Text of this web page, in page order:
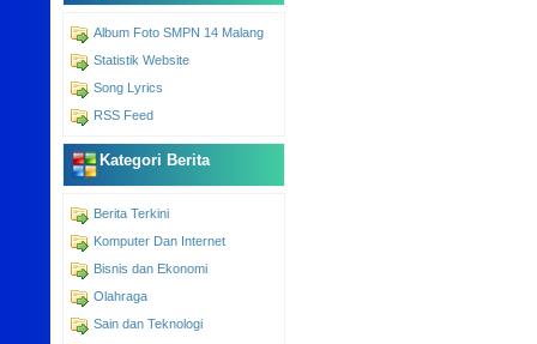
Album Foto SMPN 14 Malang
Statistik Website
Song Lyrics
RSS Feed
Kategori Berita
Berita Terkini
Komputer Dan Internet
Bisnis dan Ekonomi
Olahraga
Sain dan Teknologi